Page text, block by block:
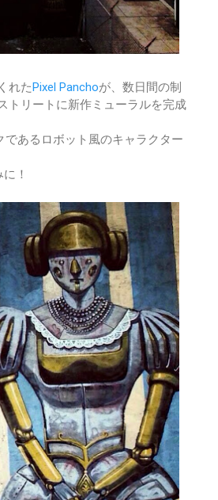
れたPixel Panchoが、数日間の制
トリートに新作ミューラルを完成
あるロボット風のキャラクター
！